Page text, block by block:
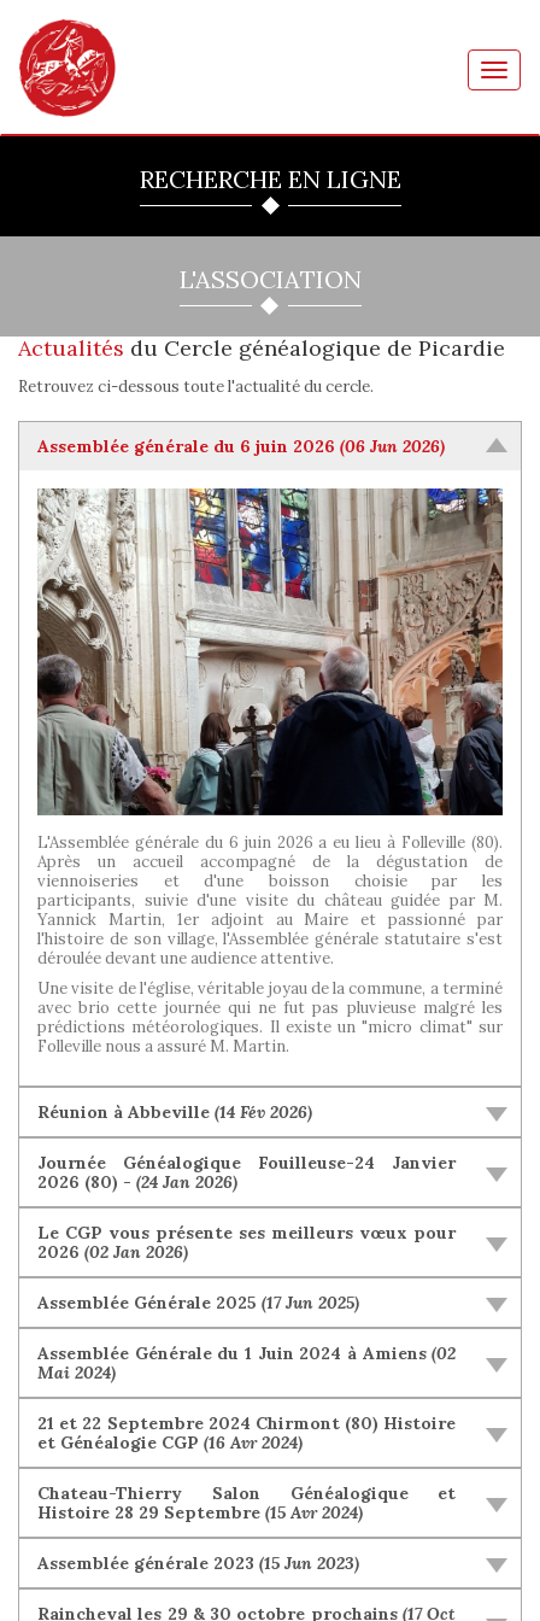
RECHERCHE EN LIGNE
L'ASSOCIATION
Actualités du Cercle généalogique de Picardie
Retrouvez ci-dessous toute l'actualité du cercle.
Assemblée générale du 6 juin 2026 (06 Jun 2026)
L'Assemblée générale du 6 juin 2026 a eu lieu à Folleville (80).
Après un accueil accompagné de la dégustation de
viennoiseries et d'une boisson choisie par les
participants, suivie d'une visite du château guidée par M.
Yannick Martin, 1er adjoint au Maire et passionné par
l'histoire de son village, l'Assemblée générale statutaire s'est
déroulée devant une audience attentive.
Une visite de l'église, véritable joyau de la commune, a terminé
avec brio cette journée qui ne fut pas pluvieuse malgré les
prédictions météorologiques. Il existe un "micro climat" sur
Folleville nous a assuré M. Martin.
Réunion à Abbeville (14 Fév 2026)
Journée Généalogique Fouilleuse-24 Janvier
2026 (80) - (24 Jan 2026)
Le CGP vous présente ses meilleurs vœux pour
2026 (02 Jan 2026)
Assemblée Générale 2025 (17 Jun 2025)
Assemblée Générale du 1 Juin 2024 à Amiens(02
Mai 2024)
21 et 22 Septembre 2024 Chirmont (80) Histoire
et Généalogie CGP (16 Avr 2024)
Chateau-Thierry Salon Généalogique et
Histoire 28 29 Septembre (15 Avr 2024)
Assemblée générale 2023 (15 Jun 2023)
Raincheval les 29 & 30 octobre prochains(17 Oct